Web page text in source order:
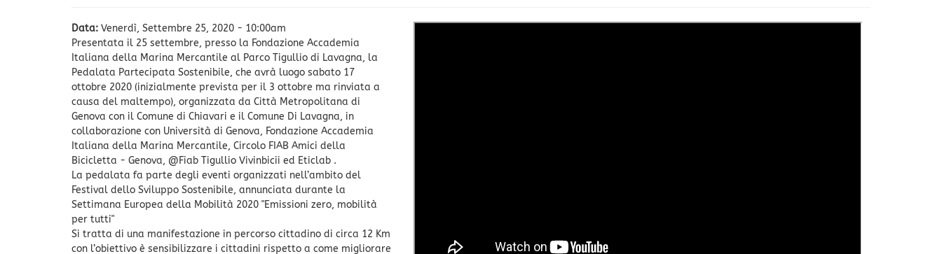
Data: Venerdì, Settembre 25, 2020 - 10:00am
Presentata il 25 settembre, presso la Fondazione Accademia
Italiana della Marina Mercantile al Parco Tigullio di Lavagna, la
Pedalata Partecipata Sostenibile, che avrà luogo sabato 17
ottobre 2020 (inizialmente prevista per il 3 ottobre ma rinviata a
causa del maltempo), organizzata da Città Metropolitana di
Genova con il Comune di Chiavari e il Comune Di Lavagna, in
collaborazione con Università di Genova, Fondazione Accademia
Italiana della Marina Mercantile, Circolo FIAB Amici della
Bicicletta - Genova, @Fiab Tigullio Vivinbicii ed Eticlab .
La pedalata fa parte degli eventi organizzati nell’ambito del
Festival dello Sviluppo Sostenibile, annunciata durante la
Settimana Europea della Mobilità 2020 "Emissioni zero, mobilità
per tutti"
Si tratta di una manifestazione in percorso cittadino di circa 12 Km
con l’obiettivo è sensibilizzare i cittadini rispetto a come migliorare